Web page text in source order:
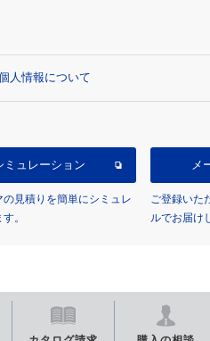
人情報について
ミュレーション
の見積りを簡単にシミュレ
。
メ
ご登録いた
ルでお届け